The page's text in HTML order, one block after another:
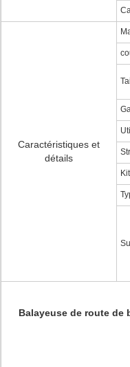
Caractéristiques et
détails
Balayeuse de route